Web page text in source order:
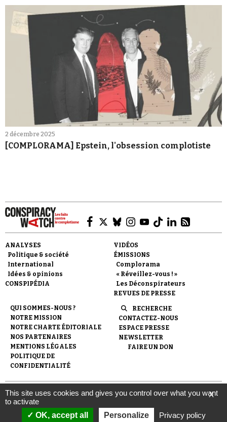
2 décembre 2025
[COMPLORAMA] Epstein, l'obsession complotiste
ANALYSES
Politique & société
International
Idées & opinions
CONSPIPÉDIA
VIDÉOS
ÉMISSIONS
Complorama
« Réveillez-vous ! »
Les Déconspirateurs
REVUES DE PRESSE
QUI SOMMES-NOUS ?
NOTRE MISSION
NOTRE CHARTE ÉDITORIALE
NOS PARTENAIRES
MENTIONS LÉGALES
POLITIQUE DE
CONFIDENTIALITÉ
RECHERCHE
CONTACTEZ-NOUS
ESPACE PRESSE
NEWSLETTER
FAIRE UN DON
© 2007-2026Conspiracy Watch| Une réalisation de
l'Observatoire du conspirationnisme (association loi de 1901) avec
le soutien de la Fondation pour la Mémoire de la Shoah.
X
This site uses cookies and gives you control over what you want
to activate
OK, accept all
Personalize Privacy policy